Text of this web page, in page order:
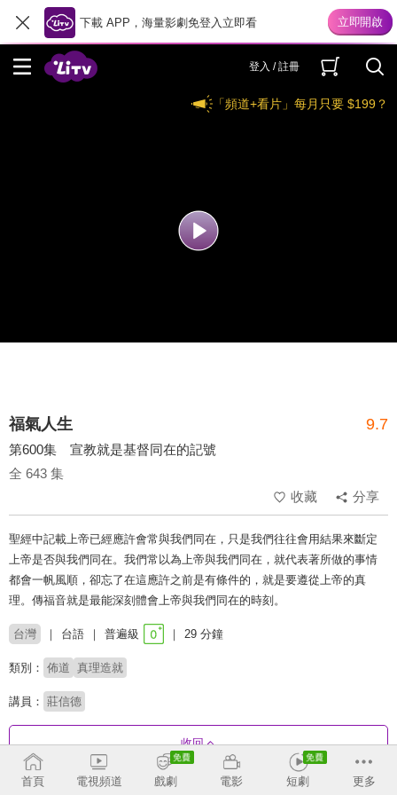
下載 APP，海量影劇免登入立即看
登入 / 註冊
「頻道+看片」每月只要 $199？
福氣人生 9.7
第600集 宣教就是基督同在的記號
全 643 集
收藏
分享
聖經中記載上帝已經應許會常與我們同在，只是我們往往會用結果來斷定
上帝是否與我們同在。我們常以為上帝與我們同在，就代表著所做的事情
都會一帆風順，卻忘了在這應許之前是有條件的，就是要遵從上帝的真
理。傳福音就是最能深刻體會上帝與我們同在的時刻。
台灣 台語 普遍級 29 分鐘
類別： 佈道 真理造就
講員： 莊信德
收回
首頁 電視頻道 戲劇 電影 短劇 更多